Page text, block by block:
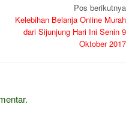
Pos berikutnya
Kelebihan Belanja Online Murah
dari Sijunjung Hari Ini Senin 9
Oktober 2017